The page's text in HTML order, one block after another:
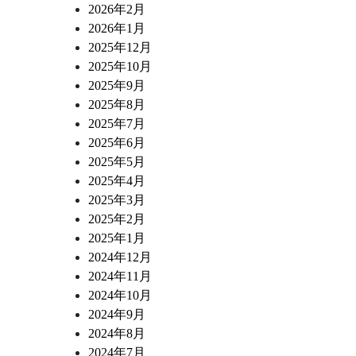
2026年2月
2026年1月
2025年12月
2025年10月
2025年9月
2025年8月
2025年7月
2025年6月
2025年5月
2025年4月
2025年3月
2025年2月
2025年1月
2024年12月
2024年11月
2024年10月
2024年9月
2024年8月
2024年7月